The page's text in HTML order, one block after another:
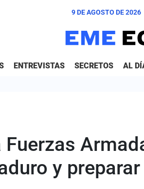
9 DE AGOSTO DE 2026
ENTREVISTAS SECRETOS AL
y preparar